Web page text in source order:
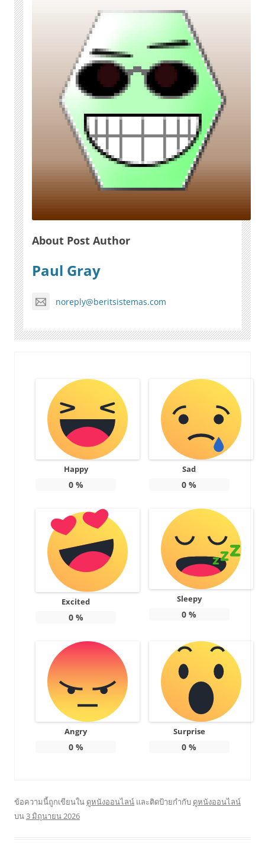
About Post Author
Paul Gray
noreply@beritsistemas.com
Happy
0%
Sad
0 %
Excited
0%
Sleepy
0 %
Angry
0%
Surprise
0 %
ข้อความนี้ถูกเขียนใน ดูหนังออนไลน์ และติดป้ายกำกับ ดูหนังออนไลน์
บน3 มิถุนายน 2026